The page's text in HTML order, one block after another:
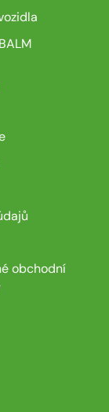
obchodní